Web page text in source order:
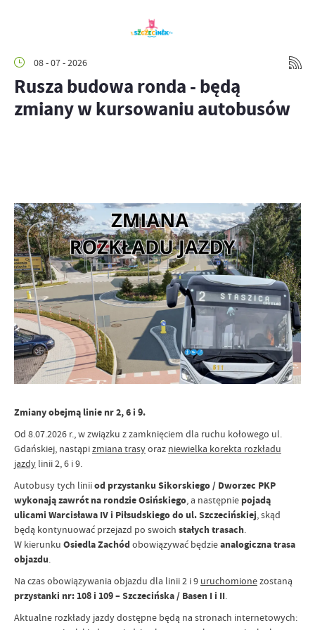
08 - 07 - 2026
Rusza budowa ronda - będą
zmiany w kursowaniu autobusów
Zmiany obejmą linie nr 2, 6 i 9.
Od 8.07.2026 r., w związku z zamknięciem dla ruchu kołowego ul.
Gdańskiej, nastąpizmiana trasyoraz niewielka korekta rozkładu
jazdy linii 2, 6 i 9.
Autobusy tych liniiod przystanku Sikorskiego / Dworzec PKP
wykonają zawrót na rondzie Osińskiego, a następnie pojadą
ulicami Warcisława IV i Piłsudskiego do ul. Szczecińskiej, skąd
będą kontynuować przejazd po swoich stałych trasach.
W kierunku Osiedla Zachód obowiązywać będzieanalogiczna trasa
objazdu.
Na czas obowiązywania objazdu dla linii 2 i 9 uruchomionezostaną
przystanki nr: 108 i 109 – Szczecińska / Basen I i II.
Aktualne rozkłady jazdy dostępne będą na stronach internetowych: